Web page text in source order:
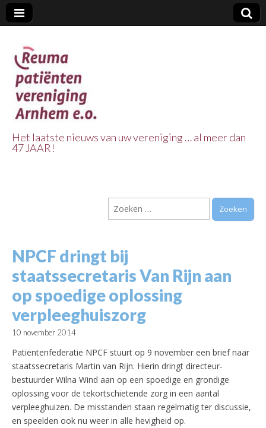
Vereniging
Arnhem e.o.
Het laatste nieuws van uw vereniging … al meer dan
47 JAAR!
Zoeken
naar:
NPCF dringt bij
staatssecretaris Van Rijn aan
op spoedige oplossing
verpleeghuiszorg
10 november 2014
Patiëntenfederatie NPCF stuurt op 9 november een brief naar
staatssecretaris Martin van Rijn. Hierin dringt directeur-
bestuurder Wilna Wind aan op een spoedige en grondige
oplossing voor de tekortschietende zorg in een aantal
verpleeghuizen. De misstanden staan regelmatig ter discussie,
en speelden ook nu weer in alle hevigheid op.